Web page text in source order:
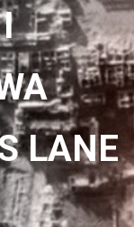
LANE